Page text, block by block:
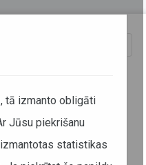
13.09.2024)
preču
tā izmanto obligāti
Jūsu piekrišanu
statistikas